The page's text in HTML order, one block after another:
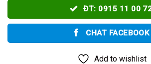
ĐT: 0915 11 00
CHAT FACEBOOK
Add to wishlist